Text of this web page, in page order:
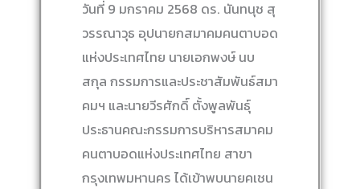
วันที่ 9 มกราคม 2568 ดร. นันทนุช สุ
วรรณาวุธ อุปนายกสมาคมคนตาบอด
แห่งประเทศไทย นายเอกพงษ์ นบ
สกุล กรรมการและประชาสัมพันธ์สมา
คมฯ และนายวีรศักดิ์ ตั้งพูลพันธุ์
ประธานคณะกรรมการบริหารสมาคม
คนตาบอดแห่งประเทศไทย สาขา
กรุงเทพมหานคร ได้เข้าพบนายคเชน